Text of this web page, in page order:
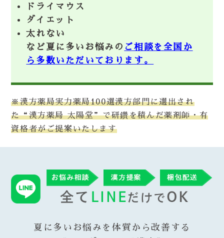
ドライマウス
ダイエット
太れない
など夏に多いお悩みの ご相談を全国か
ら多数いただいております。
※漢方薬局実力薬局100選漢方部門に選出され
た“漢方薬局 太陽堂”で研鑽を積んだ薬剤師・有
資格者がご提案いたします
夏に多いお悩みを体質から改善する